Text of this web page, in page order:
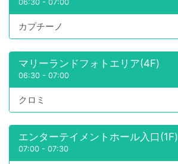
06:30 - 07:00
カプチーノ
マリーランドフォトエリア(4F)
06:30 - 07:00
クロミ
エンターテイメントホール入口(1F)
07:00 - 07:30